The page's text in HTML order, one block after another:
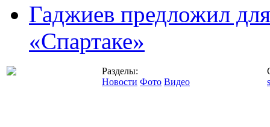
Гаджиев предложил
«Спартаке»
Разделы:
Новости Фото Видео